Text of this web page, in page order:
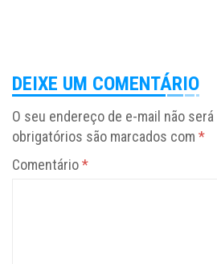
DEIXE UM COMENTÁRIO
O seu endereço de e-mail não
obrigatórios são marcados com *
Comentário*